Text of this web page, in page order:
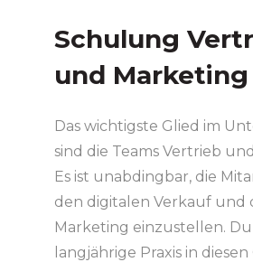
Schulung
und Marketing
Das wichtigste Glied im
sind die Teams Vertrieb
Es ist unabdingbar, die
den digitalen Verkauf und
Marketing einzustellen.
langjährige Praxis in